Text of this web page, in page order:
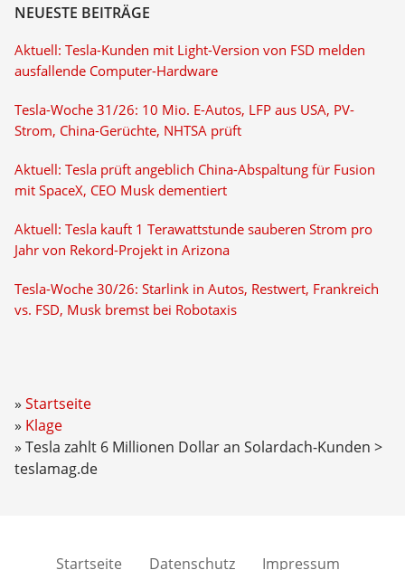
NEUESTE BEITRÄGE
Aktuell: Tesla-Kunden mit Light-Version von FSD melden
ausfallende Computer-Hardware
Tesla-Woche 31/26: 10 Mio. E-Autos, LFP aus USA, PV-
Strom, China-Gerüchte, NHTSA prüft
Aktuell: Tesla prüft angeblich China-Abspaltung für Fusion
mit SpaceX, CEO Musk dementiert
Aktuell: Tesla kauft 1 Terawattstunde sauberen Strom pro
Jahr von Rekord-Projekt in Arizona
Tesla-Woche 30/26: Starlink in Autos, Restwert, Frankreich
vs. FSD, Musk bremst bei Robotaxis
Startseite
Klage
Tesla zahlt 6 Millionen Dollar an Solardach-Kunden >
teslamag.de
Startseite Datenschutz Impressum